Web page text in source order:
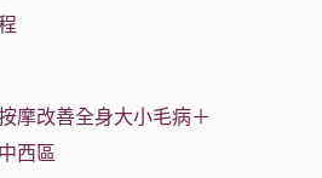
摩改善全身大小毛病＋
西區